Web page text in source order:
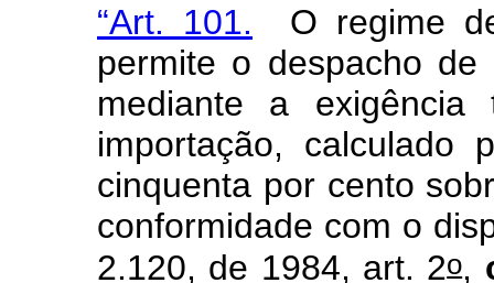
“Art. 101. O regime
permite o despacho
mediante a
importação, calculado
cinquenta por cento
conformidade com o
2.120, de 1984, art. 2o,